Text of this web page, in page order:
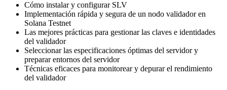
Cómo instalar y configurar SLV
Implementación rápida y segura de un nodo validador en
Solana Testnet
Las mejores prácticas para gestionar las claves e identidades
del validador
Seleccionar las especificaciones óptimas del servidor y
preparar entornos del servidor
Técnicas eficaces para monitorear y depurar el rendimiento
del validador